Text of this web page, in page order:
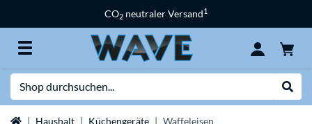
CO2 neutraler Versand1
StartseiteHaushalt Küchengeräte Waffeleisen